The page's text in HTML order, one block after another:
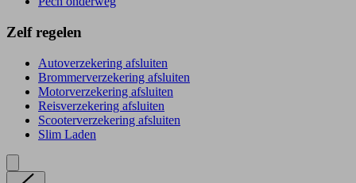
Zelf regelen
Autoverzekering afsluiten
Brommerverzekering afsluiten
Motorverzekering afsluiten
Reisverzekering afsluiten
Scooterverzekering afsluiten
Slim Laden